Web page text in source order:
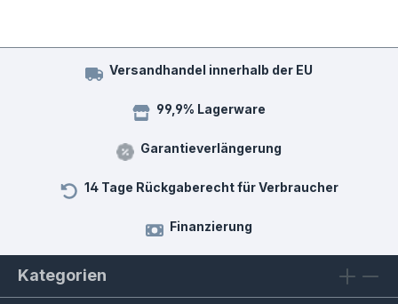
Versandhandel innerhalb der EU
99,9% Lagerware
Garantieverlängerung
14 Tage Rückgaberecht für Verbraucher
Finanzierung
Kategorien